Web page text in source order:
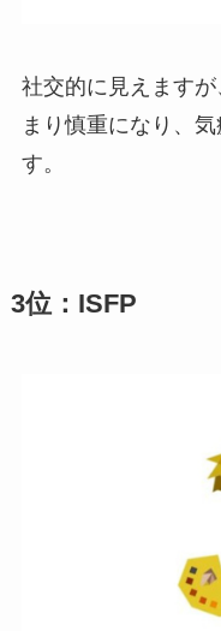
社交的に見えます
まり慎重になり、
す。
3位：ISFP